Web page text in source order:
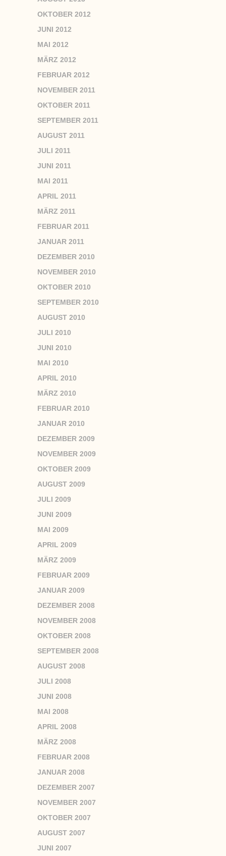
OKTOBER 2012
JUNI 2012
MAI 2012
MÄRZ 2012
FEBRUAR 2012
NOVEMBER 2011
OKTOBER 2011
SEPTEMBER 2011
AUGUST 2011
JULI 2011
JUNI 2011
MAI 2011
APRIL 2011
MÄRZ 2011
FEBRUAR 2011
JANUAR 2011
DEZEMBER 2010
NOVEMBER 2010
OKTOBER 2010
SEPTEMBER 2010
AUGUST 2010
JULI 2010
JUNI 2010
MAI 2010
APRIL 2010
MÄRZ 2010
FEBRUAR 2010
JANUAR 2010
DEZEMBER 2009
NOVEMBER 2009
OKTOBER 2009
AUGUST 2009
JULI 2009
JUNI 2009
MAI 2009
APRIL 2009
MÄRZ 2009
FEBRUAR 2009
JANUAR 2009
DEZEMBER 2008
NOVEMBER 2008
OKTOBER 2008
SEPTEMBER 2008
AUGUST 2008
JULI 2008
JUNI 2008
MAI 2008
APRIL 2008
MÄRZ 2008
FEBRUAR 2008
JANUAR 2008
DEZEMBER 2007
NOVEMBER 2007
OKTOBER 2007
AUGUST 2007
JUNI 2007